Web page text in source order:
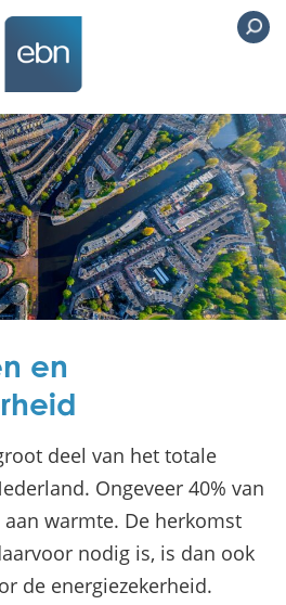
en
deel van het totale
Ongeveer 40% van
warmte. De herkomst
nodig is, is dan ook
de energiezekerheid.